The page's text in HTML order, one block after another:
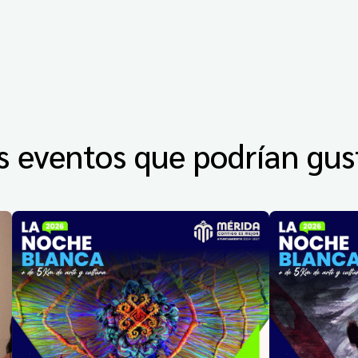
eventos que podrían